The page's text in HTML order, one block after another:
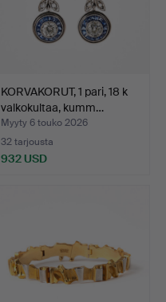
KORVAKORUT, 1 pari, 18 k
valkokultaa, kumm…
Myyty 6 touko 2026
32 tarjousta
932 USD